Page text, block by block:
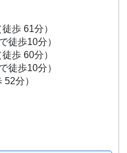
徒歩 61分）
徒歩10分）
徒歩 60分）
徒歩10分）
52分）